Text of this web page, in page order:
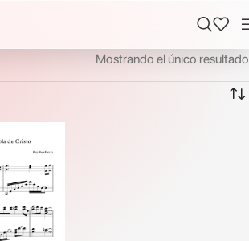
Mostrando el único resultado